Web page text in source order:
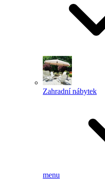
Zahradní nábytek
menu